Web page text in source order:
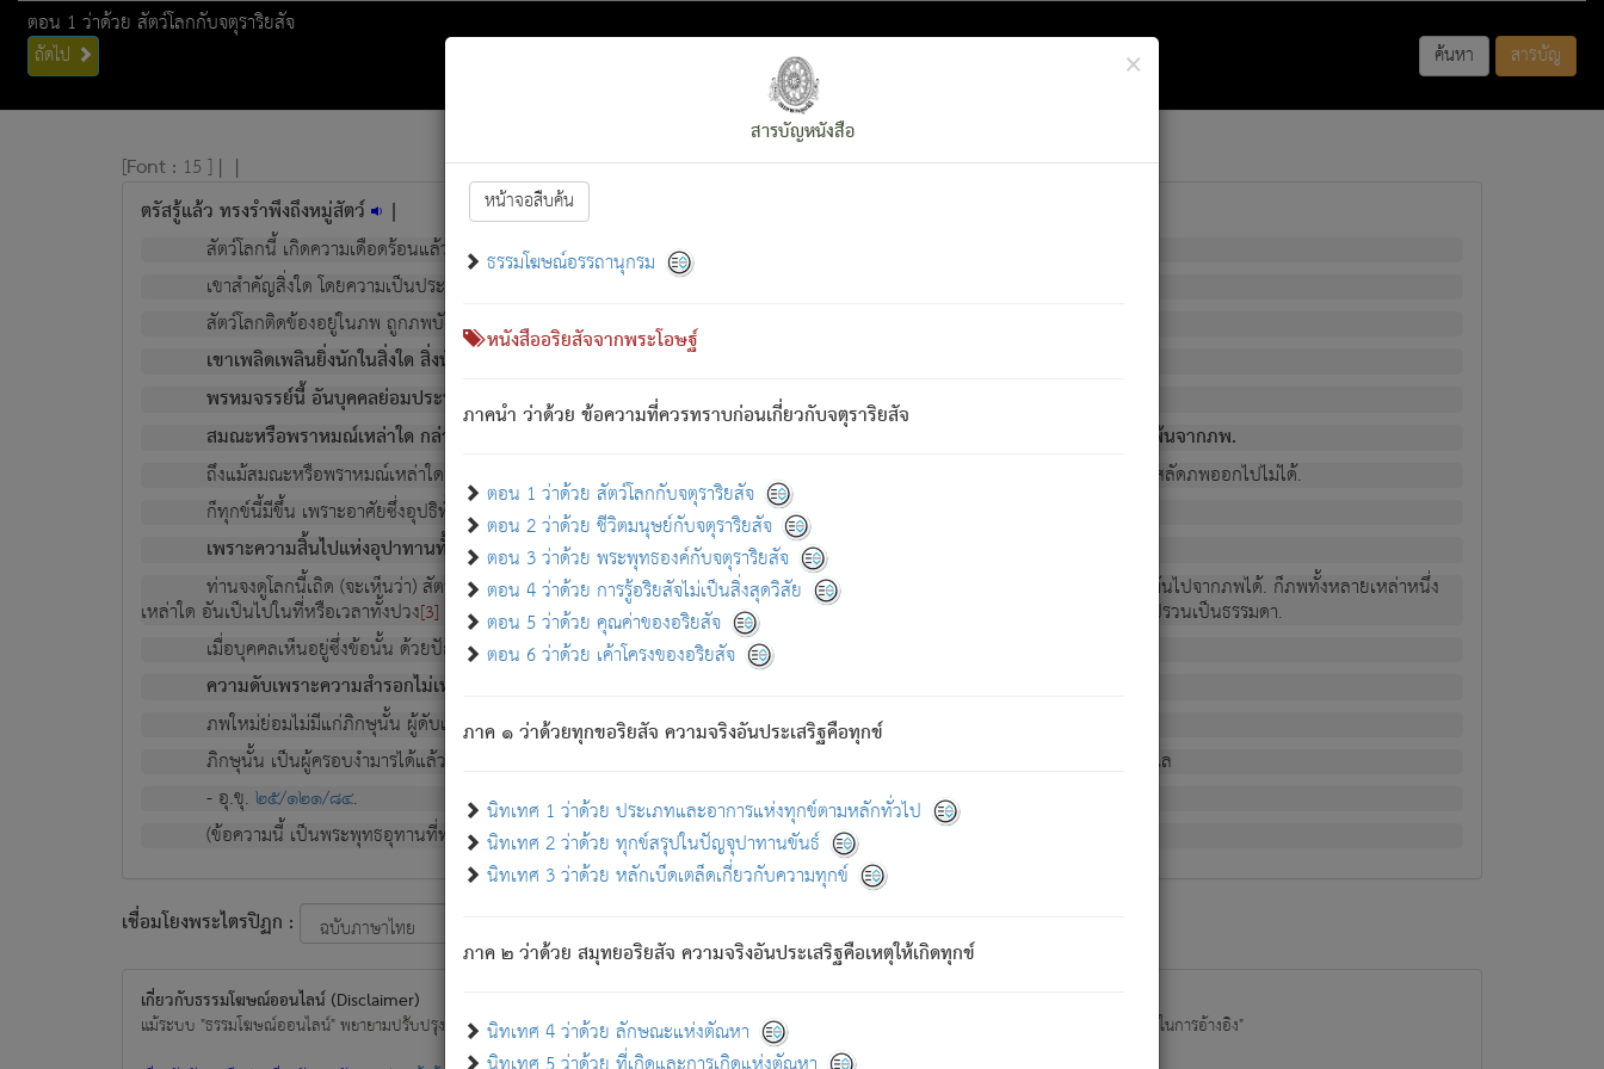
ตอน 1 ว่าด้วย สัตว์โลกกับจตุราริยสัจ
ถัดไป ค้นหา สารบัญ
×
สารบัญหนังสือ
หน้าจอสืบค้น
ธรรมโฆษณ์อรรถานุกรม
หนังสืออริยสัจจากพระโอษฐ์
ภาคนำ ว่าด้วย ข้อความที่ควรทราบก่อนเกี่ยวกับจตุราริยสัจ
ตอน 1 ว่าด้วย สัตว์โลกกับจตุราริยสัจ
ตอน 2 ว่าด้วย ชีวิตมนุษย์กับจตุราริยสัจ
ตอน 3 ว่าด้วย พระพุทธองค์กับจตุราริยสัจ
ตอน 4 ว่าด้วย การรู้อริยสัจไม่เป็นสิ่งสุดวิสัย
ตอน 5 ว่าด้วย คุณค่าของอริยสัจ
ตอน 6 ว่าด้วย เค้าโครงของอริยสัจ
ภาค ๑ ว่าด้วยทุกขอริยสัจ ความจริงอันประเสริฐคือทุกข์
นิทเทศ 1 ว่าด้วย ประเภทและอาการแห่งทุกข์ตามหลักทั่วไป
นิทเทศ 2 ว่าด้วย ทุกข์สรุปในปัญจุปาทานขันธ์
นิทเทศ 3 ว่าด้วย หลักเบ็ดเตล็ดเกี่ยวกับความทุกข์
ภาค ๒ ว่าด้วย สมุทยอริยสัจ ความจริงอันประเสริฐคือเหตุให้เกิดทุกข์
นิทเทศ 4 ว่าด้วย ลักษณะแห่งตัณหา
[Font : 15 ] | |
ตรัสรู้แล้ว ทรงรำพึงถึงหมู่สัตว์ |
สัตว์โลกนี้ เกิดความเดือดร้อนแล้ว มีผัสสะบังหน้า[1]ย่อมกล่าวซึ่งโรค (ความเสียดแทง) นั้นโดยความเป็นตัวเป็นตน
เขาสำคัญสิ่งใด โดยความเป็นประการใด แต่สิ่งนั้นย่อมเป็น (ตามที่เป็นจริง) โดยประการอื่นจากที่เขาสำคัญนั้น
สัตว์โลกติดข้องอยู่ในภพ ถูกภพบังหน้าแล้ว มีภพโดยความเป็นอย่างอื่น (จากที่มันเป็นอยู่จริง) จึงได้เพลิดเพลินยิ่งนักในภพนั้น
เขาเพลิดเพลินยิ่งนักในสิ่งใด สิ่งนั้นเป็นภัย (ที่เขาไม่รู้จัก) : เขากลัวต่อสิ่งใดสิ่งนั้นเป็นทุกข์
พรหมจรรย์นี้ อันบุคคลย่อมประพฤติ ก็เพื่อการละขาดซึ่งภพ.
สมณะหรือพราหมณ์เหล่าใด กล่าวความหลุดพ้นจากภพว่ามีได้เพราะภพ เรากล่าวว่า สมณะหรือพราหมณ์ทั้งปวงนั้น มิใช่ผู้หลดพ้นจากภพ.
ถึงแม้สมณะหรือพราหมณ์เหล่าใด กล่าวความออกไปได้จากภพ ว่ามีได้เพราะวิภพ[2]
: เรากล่าวว่า สมณะหรือพราหมณ์ทั้งปวงนั้น ก็ยังสลัดภพออกไปไม่ได้.
ก็ทุกข์นี้มีขึ้น เพราะอาศัยซึ่งอุปธิทั้งปวง.
เพราะความสิ้นไปแห่งอุปาทานทั้งปวง ความเกิดขึ้นแห่งทุกข์จึงไม่มี.
ท่านจงดูโลกนี้เถิด (จะเห็นว่า) สัตว์ทั้งหลายอันอวิชาหนาแน่นบังหนาแล้ว; และว่า สัตว์ผู้ยินดีในภพอันเป็นแล้วนั้น ย่อมไม่เป็นผู้หลุดพ้นไปจากภพได้. ก็ภพทั้งหลายเหล่าหนึ่ง
เหล่าใด อันเป็นไปในที่หรือเวลาทั้งปวง[3] เพื่อความมีแห่งประโยชน์โดยประการทั้งปวง; ภพทั้งหลายทั้งหมดนั้น ไม่เที่ยง เป็นทุกข์ มีความแปรปรวนเป็นธรรมดา.
เมื่อบุคคลเห็นอยู่ซึ่งข้อนั้น ด้วยปัญญาอันชอบตามที่เป็นจริงอย่างนี้อยู่; เขาย่อมละภวตัณหาได้ และไม่เพลิดเพลินวิภวตัณหาด้วย.
ความดับเพราะความสำรอกไม่เหลือ (แห่งภพทั้งหลาย) เพราะความสิ้นไปแห่งตัณหาโดยประการทั้งปวง นั้นคือนิพพาน.
ภพใหม่ย่อมไม่มีแก่ภิกษุนั้น ผู้ดับเย็นสนิทแล้ว เพราะไม่มีความยึดมั่น
ภิกษุนั้น เป็นผู้ครอบงำมารได้แล้ว ชนะสงครามแล้ว ก้าวล่วงภพทั้งหลายทั้งปวงได้แล้ว เป็นผู้คงที่ (คือไม่เปลี่ยนแปลงอีกต่อไป). ดังนี้แล
- อุ.ขุ.๒๕/๑๒๑/๘๔.
(ข้อความนี้ เป็นพระพุทธอุทานที่ทรงเปล่งออก ที่โคนต้นโพธิ์เป็นที่ตรัสรู้ เมื่อตรัสรู้แล้วได้ 7 วัน)
เชื่อมโยงพระไตรปิฏก :
เกี่ยวกับธรรมโฆษณ์ออนไลน์ (Disclaimer)
แม้ระบบ "ธรรมโฆษณ์ออนไลน์" พยายามปรับปรุงข้อมูลให้ถูกต้องมากที่สุด ผู้ศึกษาก็พึงตรวจสอบกับตัวเล่มหนังสือต้นฉบับ ที่มีการพิมพ์ครั้งล่าสุด ก่อนนำข้อมูลไปใช้ในการอ้างอิง"